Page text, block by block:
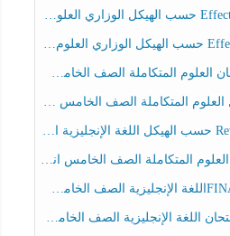
الصف الخامس عام الفصل الثالث
الصف الخامس انسبير الفصل الثالث
الصف الخامس انسبير الفصل الثالث
الإنجليزية الصف الخامس الفصل الثالث